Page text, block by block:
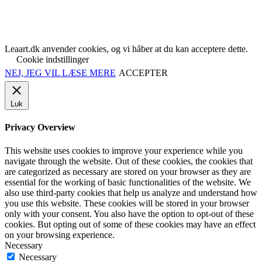
Leaart.dk anvender cookies, og vi håber at du kan acceptere dette.
Cookie indstillinger
NEJ, JEG VIL LÆSE MERE ACCEPTER
Luk
Privacy Overview
This website uses cookies to improve your experience while you
navigate through the website. Out of these cookies, the cookies that
are categorized as necessary are stored on your browser as they are
essential for the working of basic functionalities of the website. We
also use third-party cookies that help us analyze and understand how
you use this website. These cookies will be stored in your browser
only with your consent. You also have the option to opt-out of these
cookies. But opting out of some of these cookies may have an effect
on your browsing experience.
Necessary
Necessary